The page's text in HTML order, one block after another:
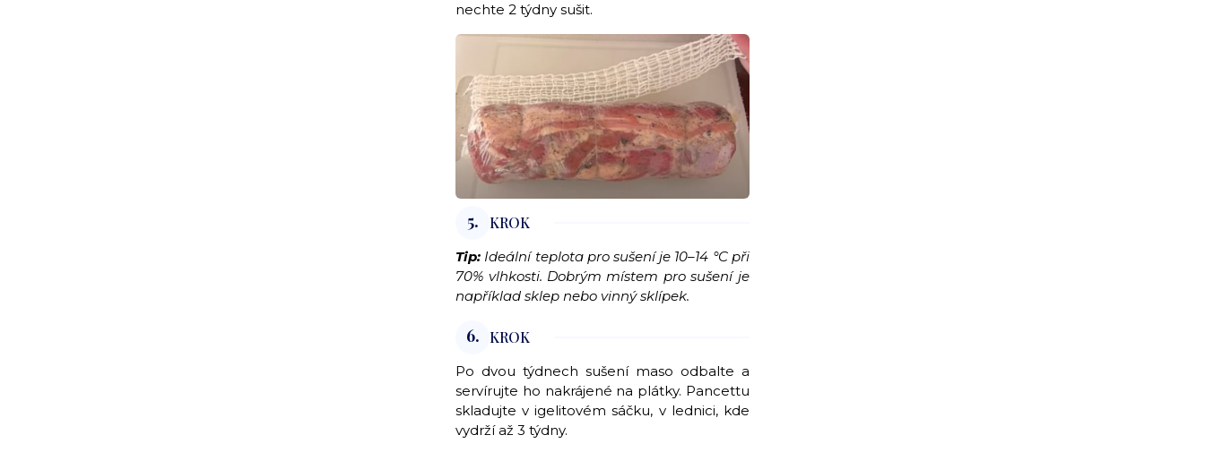
nechte 2 týdny sušit.
5. KROK
Tip: Ideální teplota pro sušení je 10–14 °C při
70% vlhkosti. Dobrým místem pro sušení je
například sklep nebo vinný sklípek.
6. KROK
Po dvou týdnech sušení maso odbalte a
servírujte ho nakrájené na plátky. Pancettu
skladujte v igelitovém sáčku, v lednici, kde
vydrží až 3 týdny.